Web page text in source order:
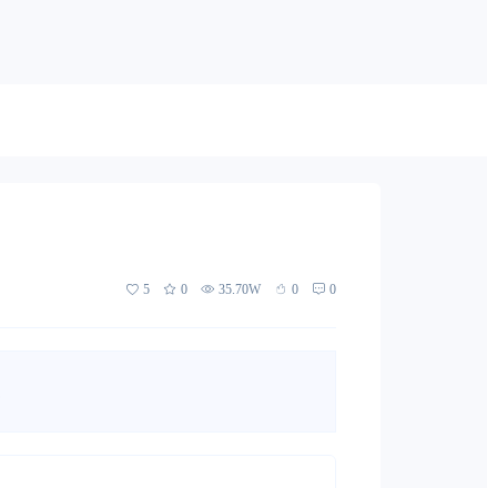
5 0 35.70W 0 0